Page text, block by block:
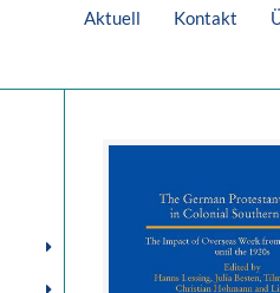
Aktuell Kontakt